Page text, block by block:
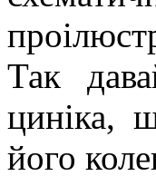
Так
циніка,
його